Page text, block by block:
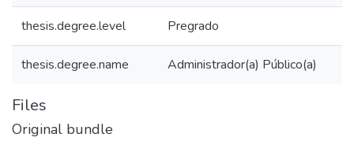
thesis.degree.level Pregrado
thesis.degree.name Administrador(a) Público(a)
Files
Original bundle